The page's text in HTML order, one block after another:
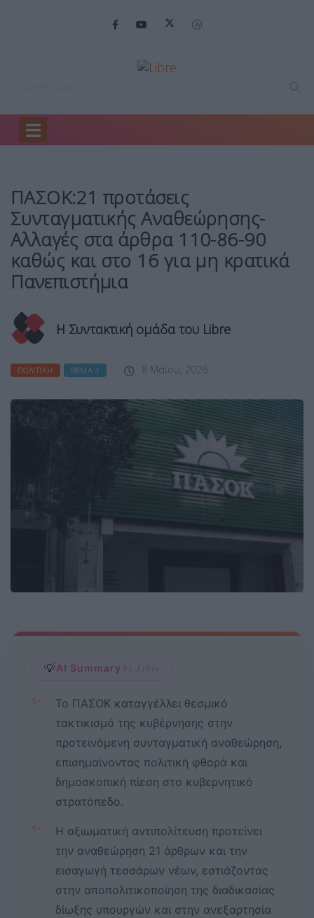
Home
ΠΑΣΟΚ:21 προτάσεις Συνταγματικής…
ΠΑΣΟΚ:21 προτάσεις
Συνταγματικής Αναθεώρησης-
Αλλαγές στα άρθρα 110-86-90
καθώς και στο 16 για μη κρατικά
Πανεπιστήμια
Η Συντακτική ομάδα του Libre
ΠΟΛΙΤΙΚΉ ΘΈΜΑ 1 8 Μαΐου, 2026
💡AI Summary by Libre
✨
Το ΠΑΣΟΚ καταγγέλλει θεσμικό
τακτικισμό της κυβέρνησης στην
προτεινόμενη συνταγματική αναθεώρηση,
επισημαίνοντας πολιτική φθορά και
δημοσκοπική πίεση στο κυβερνητικό
στρατόπεδο.
✨
Η αξιωματική αντιπολίτευση προτείνει
την αναθεώρηση 21 άρθρων και την
εισαγωγή τεσσάρων νέων, εστιάζοντας
στην αποπολιτικοποίηση της διαδικασίας
δίωξης υπουργών και στην ανεξαρτησία